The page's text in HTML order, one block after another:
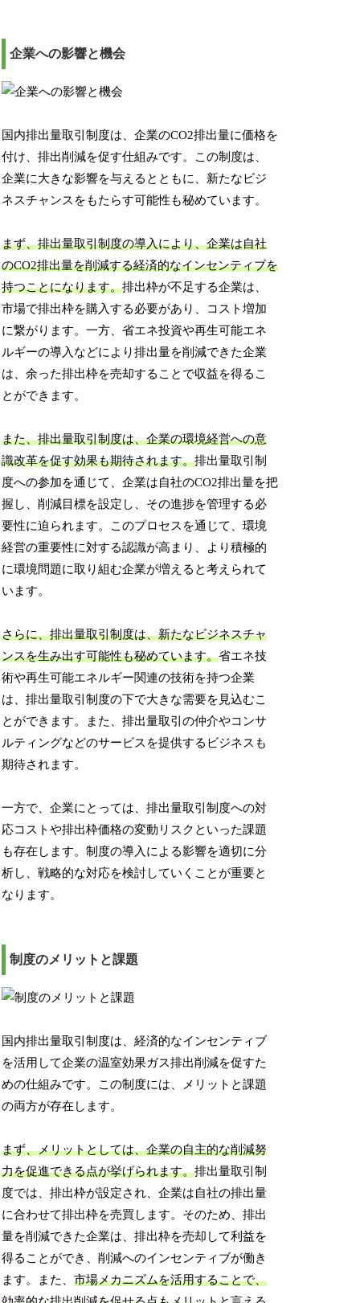
企業への影響と機会
国内排出量取引制度は、企業のCO2排出量に価格を
付け、排出削減を促す仕組みです。この制度は、
企業に大きな影響を与えるとともに、新たなビジ
ネスチャンスをもたらす可能性も秘めています。
まず、排出量取引制度の導入により、企業は自社
のCO2排出量を削減する経済的なインセンティブを
持つことになります。排出枠が不足する企業は、
市場で排出枠を購入する必要があり、コスト増加
に繋がります。一方、省エネ投資や再生可能エネ
ルギーの導入などにより排出量を削減できた企業
は、余った排出枠を売却することで収益を得るこ
とができます。
また、排出量取引制度は、企業の環境経営への意
識改革を促す効果も期待されます。排出量取引制
度への参加を通じて、企業は自社のCO2排出量を把
握し、削減目標を設定し、その進捗を管理する必
要性に迫られます。このプロセスを通じて、環境
経営の重要性に対する認識が高まり、より積極的
に環境問題に取り組む企業が増えると考えられて
います。
さらに、排出量取引制度は、新たなビジネスチャ
ンスを生み出す可能性も秘めています。省エネ技
術や再生可能エネルギー関連の技術を持つ企業
は、排出量取引制度の下で大きな需要を見込むこ
とができます。また、排出量取引の仲介やコンサ
ルティングなどのサービスを提供するビジネスも
期待されます。
一方で、企業にとっては、排出量取引制度への対
応コストや排出枠価格の変動リスクといった課題
も存在します。制度の導入による影響を適切に分
析し、戦略的な対応を検討していくことが重要と
なります。
制度のメリットと課題
国内排出量取引制度は、経済的なインセンティブ
を活用して企業の温室効果ガス排出削減を促すた
めの仕組みです。この制度には、メリットと課題
の両方が存在します。
まず、メリットとしては、企業の自主的な削減努
力を促進できる点が挙げられます。排出量取引制
度では、排出枠が設定され、企業は自社の排出量
に合わせて排出枠を売買します。そのため、排出
量を削減できた企業は、排出枠を売却して利益を
得ることができ、削減へのインセンティブが働き
ます。また、市場メカニズムを活用することで、